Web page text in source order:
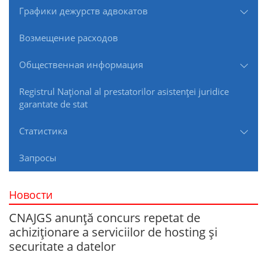
Графики дежурств адвокатов
Возмещение расходов
Общественная информация
Registrul Naţional al prestatorilor asistenţei juridice
garantate de stat
Статистика
Запросы
Новости
CNAJGS anunţă concurs repetat de
achiziţionare a serviciilor de hosting şi
securitate a datelor